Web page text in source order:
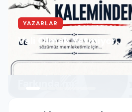
YAZARLAR
Vali Olmak Yetmiyor…